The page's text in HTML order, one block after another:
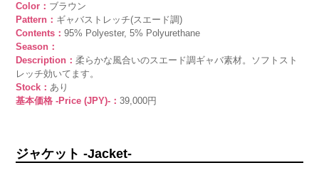
Color： ブラウン
Pattern： ギャバストレッチ(スエード調)
Contents：95% Polyester, 5% Polyurethane
Season：
Description：柔らかな風合いのスエード調ギャバ素材。ソフトスト
レッチ効いてます。
Stock：あり
基本価格 -Price (JPY)-：39,000円
ジャケット -Jacket-